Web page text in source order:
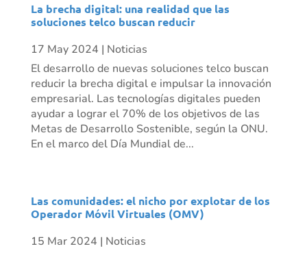
La brecha digital: una realidad que las
soluciones telco buscan reducir
17 May 2024 | Noticias
El desarrollo de nuevas soluciones telco buscan
reducir la brecha digital e impulsar la innovación
empresarial. Las tecnologías digitales pueden
ayudar a lograr el 70% de los objetivos de las
Metas de Desarrollo Sostenible, según la ONU.
En el marco del Día Mundial de...
Las comunidades: el nicho por explotar de los
Operador Móvil Virtuales (OMV)
15 Mar 2024 | Noticias